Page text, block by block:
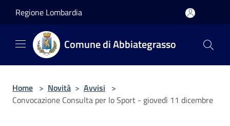
Regione Lombardia
Comune di Abbiategrasso
Home > Novità > Avvisi >
Convocazione Consulta per lo Sport - giovedì 11 dicembre